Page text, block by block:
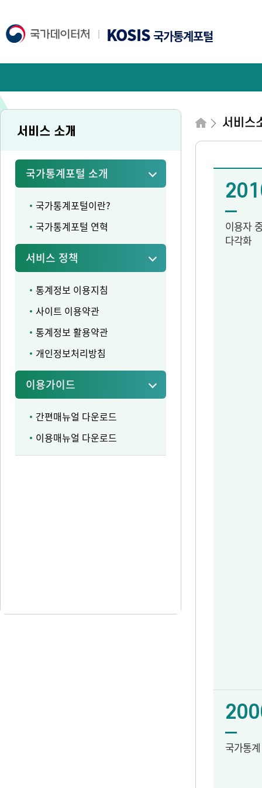
KOSIS국가통계포털
서비스 소개
국가통계포털 소개
국가통계포털이란?
국가통계포털 연혁
서비스 정책
통계정보 이용지침
사이트 이용약관
통계정보 활용약관
개인정보처리방침
이용가이드
간편매뉴얼 다운로드
이용매뉴얼 다운로드
서비스
이용자
다각화
국가통